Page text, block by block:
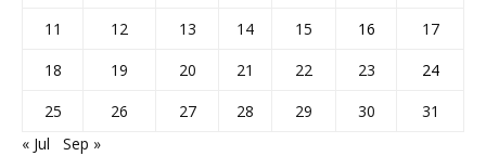
11
12 13 14 15 16
17
18
19 20 21 22 23
24
25
26 27 28 29 30
31
« Jul
Sep »